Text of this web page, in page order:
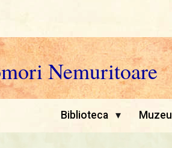
Nemuritoare
Biblioteca ▾ Muzeu